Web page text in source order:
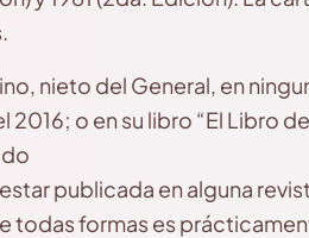
nieto del General, en
o en su libro “El Libro
publicada en alguna
todas formas es